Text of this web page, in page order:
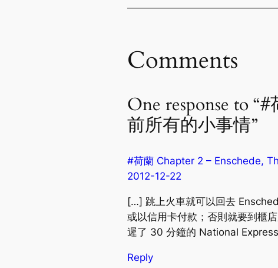
Comments
One response to
前所有的小事情”
#荷蘭 Chapter 2 – Enschede,
2012-12-22
[…] 跳上火車就可以回去
或以信用卡付款；否則就要到櫃
遲了 30 分鐘的 National
Reply